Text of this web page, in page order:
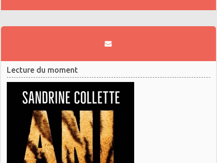
Lecture du moment